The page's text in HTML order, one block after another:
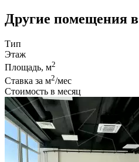
Другие помещения в
Тип
Этаж
Площадь, м2
Ставка за м2/мес
Стоимость в месяц